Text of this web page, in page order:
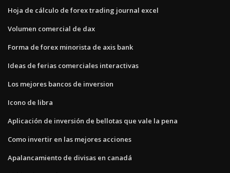
Hoja de cálculo de forex trading journal excel
Volumen comercial de dax
Forma de forex minorista de axis bank
Ideas de ferias comerciales interactivas
Los mejores bancos de inversion
Icono de libra
Aplicación de inversión de bellotas que vale la pena
Como invertir en las mejores acciones
Apalancamiento de divisas en canadá